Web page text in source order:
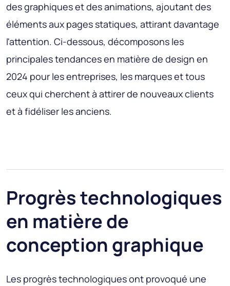
des graphiques et des animations, ajoutant des
éléments aux pages statiques, attirant davantage
l'attention. Ci-dessous, décomposons les
principales tendances en matière de design en
2024 pour les entreprises, les marques et tous
ceux qui cherchent à attirer de nouveaux clients
et à fidéliser les anciens.
Progrès technologiques
en matière de
conception graphique
Les progrès technologiques ont provoqué une